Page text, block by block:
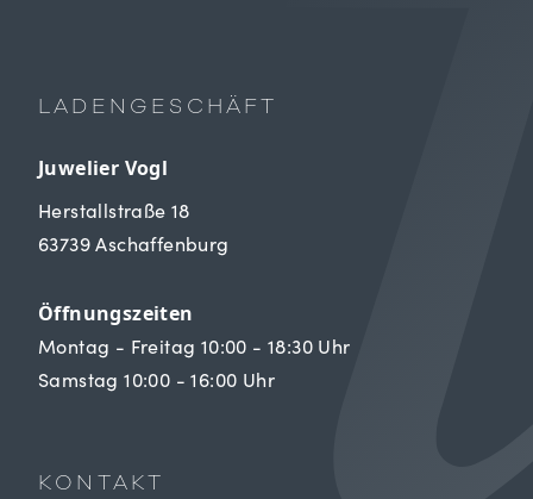
LADENGESCHÄFT
Juwelier Vogl
Herstallstraße 18
63739 Aschaffenburg
Öffnungszeiten
Montag - Freitag 10:00 - 18:30 Uhr
Samstag 10:00 - 16:00 Uhr
KONTAKT